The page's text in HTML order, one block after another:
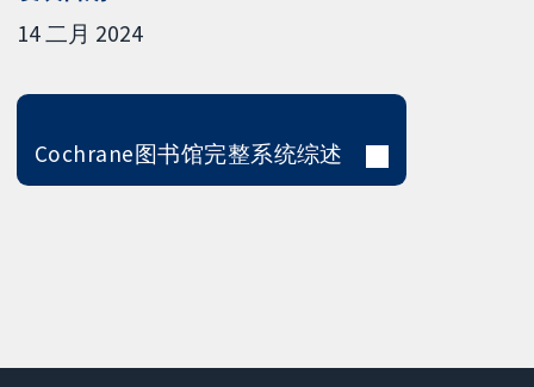
14 二月 2024
Cochrane图书馆完整系统综述